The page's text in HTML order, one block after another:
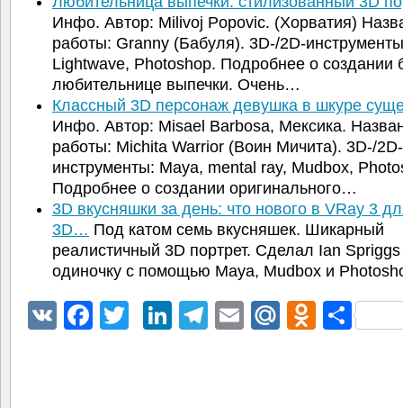
Инфо. Автор: Milivoj Popovic. (Хорватия)
работы: Granny (Бабуля). 3D-/2D-
Lightwave, Photoshop. Подробнее о создании
любительнице выпечки. Очень…
Классный 3D персонаж девушка в шкуре
Инфо. Автор: Misael Barbosa, Мексика.
работы: Michita Warrior (Воин Мичита). 3D-/2D-
инструменты: Maya, mental ray, Mudbox,
Подробнее о создании оригинального…
3D вкусняшки за день: что нового в VRay 3
3D… Под катом семь вкусняшек. Шикарный
реалистичный 3D портрет. Сделал Ian
одиночку с помощью Maya, Mudbox и
VK Facebook
TwitterLinkedIn
Telegram
EmailMail.Ru